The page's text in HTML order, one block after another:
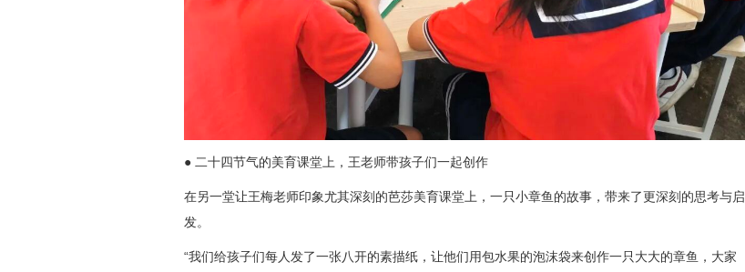
● 二十四节气的美育课堂上，王老师带孩子们一起创作
在另一堂让王梅老师印象尤其深刻的芭莎美育课堂上，一只小章鱼的故事，带来了更深刻的思考与启
发。
“我们给孩子们每人发了一张八开的素描纸，让他们用包水果的泡沫袋来创作一只大大的章鱼，大家